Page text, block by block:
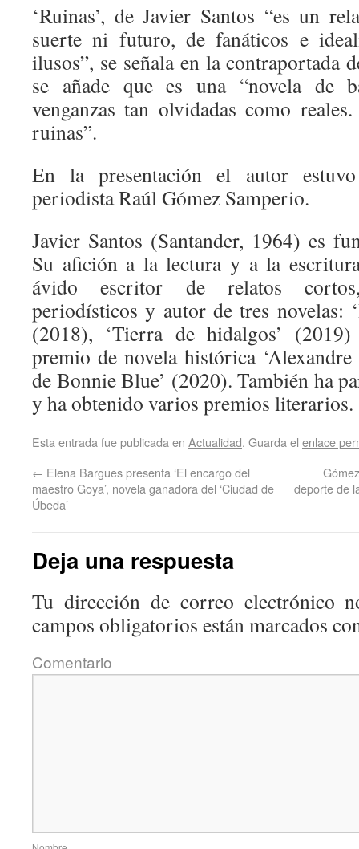
‘Ruinas’, de Javier Santos “es un
suerte ni futuro, de fanáticos e
ilusos”, se señala en la contraportada
se añade que es una “novela de
venganzas tan olvidadas como
ruinas”.
En la presentación el autor
periodista Raúl Gómez Samperio.
Javier Santos (Santander, 1964) es
Su afición a la lectura y a la
ávido escritor de relatos
periodísticos y autor de tres novelas:
(2018), ‘Tierra de hidalgos’
premio de novela histórica
de Bonnie Blue’ (2020). También ha
y ha obtenido varios premios literarios.
Esta entrada fue publicada en Actualidad. Guarda el enlace
← Elena Bargues presenta ‘El encargo del
maestro Goya’, novela ganadora del ‘Ciudad de
Úbeda’
deporte de
Deja una respuesta
Tu dirección de correo electrónico
campos obligatorios están marcados